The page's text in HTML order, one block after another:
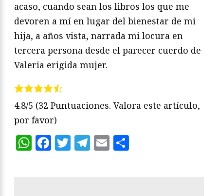
acaso, cuando sean los libros los que me
devoren a mí en lugar del bienestar de mi
hija, a años vista, narrada mi locura en
tercera persona desde el parecer cuerdo de
Valeria erigida mujer.
4.8/5 (32 Puntuaciones. Valora este artículo,
por favor)
WhatsApp
Facebook
Twitter
Telegram
Email